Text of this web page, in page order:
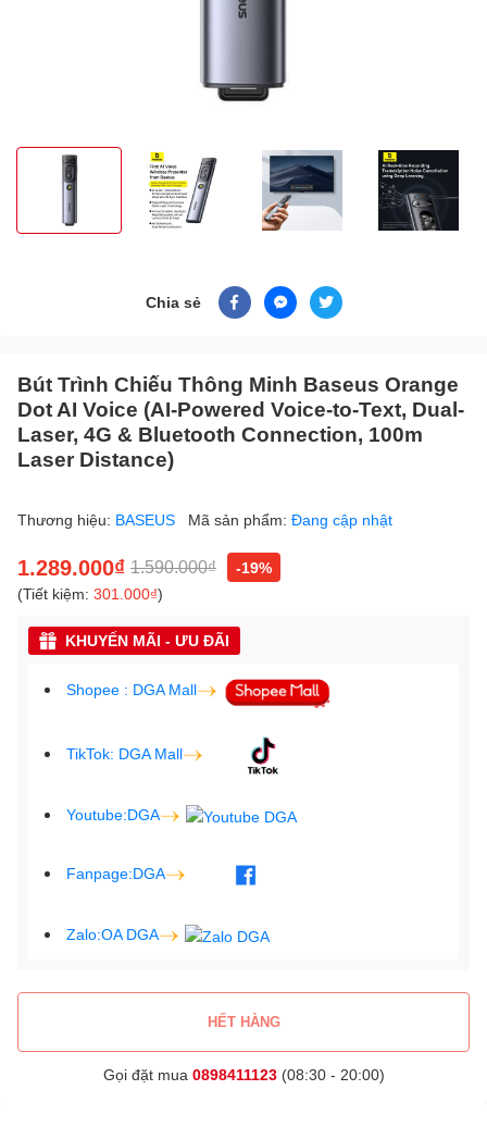
Chia sẻ
Bút Trình Chiếu Thông Minh Baseus Orange
Dot AI Voice (AI-Powered Voice-to-Text, Dual-
Laser, 4G & Bluetooth Connection, 100m
Laser Distance)
Thương hiệu: BASEUS Mã sản phẩm: Đang cập nhật
1.289.000₫ 1.590.000₫
-19%
(Tiết kiệm: 301.000₫)
KHUYẾN MÃI - ƯU ĐÃI
Shopee : DGA Mall
TikTok: DGA Mall
Youtube:DGA
Fanpage:DGA
Zalo:OA DGA
HẾT HÀNG
Gọi đặt mua 0898411123(08:30 - 20:00)